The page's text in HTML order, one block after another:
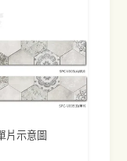
片示意圖